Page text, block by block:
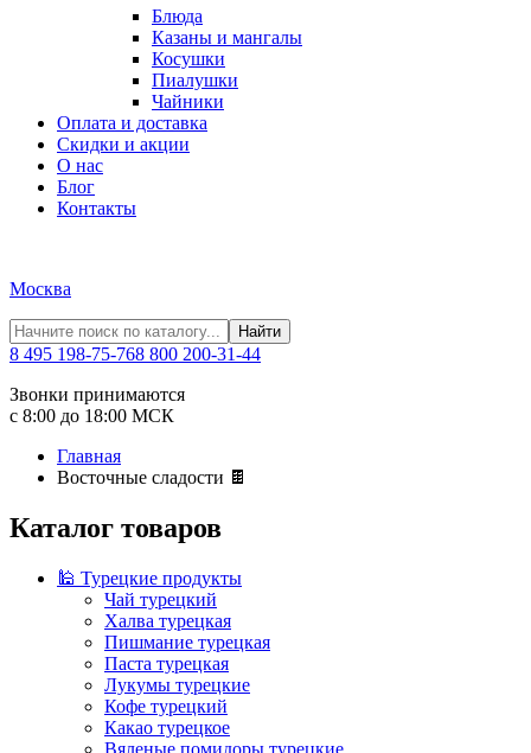
Блюда
Казаны и мангалы
Косушки
Пиалушки
Чайники
Оплата и доставка
Скидки и акции
О нас
Блог
Контакты
Москва
Найти
8 495 198-75-768 800 200-31-44
Звонки принимаются
с 8:00 до 18:00 МСК
Главная
Восточные сладости 🍫
Каталог товаров
🕌 Турецкие продукты
Чай турецкий
Халва турецкая
Пишмание турецкая
Паста турецкая
Лукумы турецкие
Кофе турецкий
Какао турецкое
Вяленые помидоры турецкие